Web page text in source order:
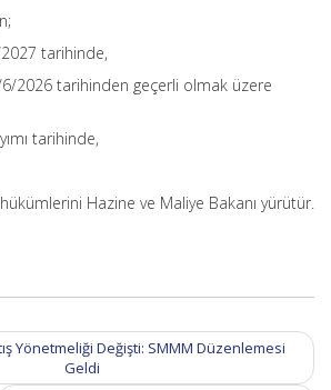
tarihinde,
2026 tarihinden geçerli olmak üzere
tarihinde,
Hazine ve Maliye Bakanı yürütür.
Yönetmeliği Değişti: SMMM Düzenlemesi
Geldi